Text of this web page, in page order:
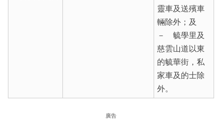
靈車及送殯車
輛除外；及
－ 毓學里及
慈雲山道以東
的毓華街，私
家車及的士除
外。
廣告